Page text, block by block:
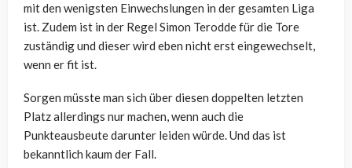
mit den wenigsten Einwechslungen in der gesamten Liga
ist. Zudem ist in der Regel Simon Terodde für die Tore
zuständig und dieser wird eben nicht erst eingewechselt,
wenn er fit ist.
Sorgen müsste man sich über diesen doppelten letzten
Platz allerdings nur machen, wenn auch die
Punkteausbeute darunter leiden würde. Und das ist
bekanntlich kaum der Fall.